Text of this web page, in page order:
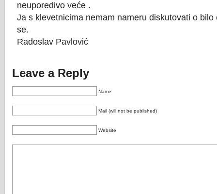
neuporedivo veće .
Ja s klevetnicima nemam nameru diskutovati o
se.
Radoslav Pavlović
Leave a Reply
Name
Mail (will not be published)
Website